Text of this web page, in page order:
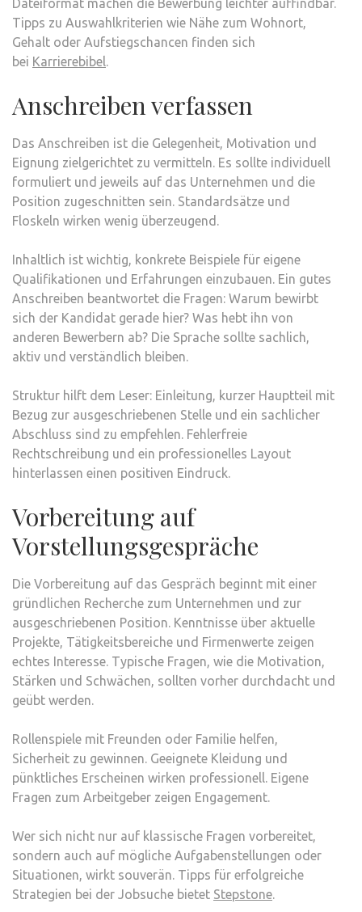
Dateiformat machen die Bewerbung leichter auffindbar.
Tipps zu Auswahlkriterien wie Nähe zum Wohnort,
Gehalt oder Aufstiegschancen finden sich
bei Karrierebibel.
Anschreiben verfassen
Das Anschreiben ist die Gelegenheit, Motivation und
Eignung zielgerichtet zu vermitteln. Es sollte individuell
formuliert und jeweils auf das Unternehmen und die
Position zugeschnitten sein. Standardsätze und
Floskeln wirken wenig überzeugend.
Inhaltlich ist wichtig, konkrete Beispiele für eigene
Qualifikationen und Erfahrungen einzubauen. Ein gutes
Anschreiben beantwortet die Fragen: Warum bewirbt
sich der Kandidat gerade hier? Was hebt ihn von
anderen Bewerbern ab? Die Sprache sollte sachlich,
aktiv und verständlich bleiben.
Struktur hilft dem Leser: Einleitung, kurzer Hauptteil mit
Bezug zur ausgeschriebenen Stelle und ein sachlicher
Abschluss sind zu empfehlen. Fehlerfreie
Rechtschreibung und ein professionelles Layout
hinterlassen einen positiven Eindruck.
Vorbereitung auf
Vorstellungsgespräche
Die Vorbereitung auf das Gespräch beginnt mit einer
gründlichen Recherche zum Unternehmen und zur
ausgeschriebenen Position. Kenntnisse über aktuelle
Projekte, Tätigkeitsbereiche und Firmenwerte zeigen
echtes Interesse. Typische Fragen, wie die Motivation,
Stärken und Schwächen, sollten vorher durchdacht und
geübt werden.
Rollenspiele mit Freunden oder Familie helfen,
Sicherheit zu gewinnen. Geeignete Kleidung und
pünktliches Erscheinen wirken professionell. Eigene
Fragen zum Arbeitgeber zeigen Engagement.
Wer sich nicht nur auf klassische Fragen vorbereitet,
sondern auch auf mögliche Aufgabenstellungen oder
Situationen, wirkt souverän. Tipps für erfolgreiche
Strategien bei der Jobsuche bietet Stepstone.